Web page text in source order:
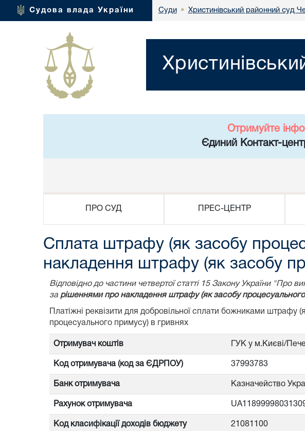
Судова влада України Суди • Христинівський районний суд
Отримуйте
Єдиний Контакт-
ПРО СУД ПРЕС-ЦЕНТР
Сплата штрафу (як засобу
накладення штрафу (як засобу
Відповідно до частини четвертої статті 15 Закону України
за рішеннями про накладення штрафу (як засобу
Платіжні реквізити для добровільної сплати божниками
процесуального примусу) в гривнях
Отримувач коштів ГУК у м.Києві/
Код отримувача (код за ЄДРПОУ) 37993783
Банк отримувача Казначейство
Рахунок отримувача
Код класифікації доходів бюджету 21081100